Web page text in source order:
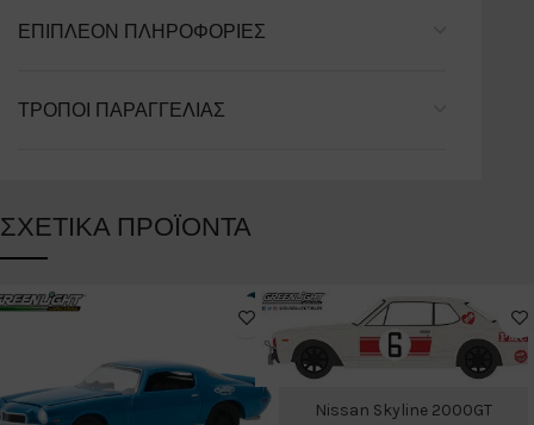
ΕΠΙΠΛΈΟΝ ΠΛΗΡΟΦΟΡΊΕΣ
ΤΡΌΠΟΙ ΠΑΡΑΓΓΕΛΊΑΣ
ΣΧΕΤΙΚΆ ΠΡΟΪΌΝΤΑ
Nissan Skyline 2000GT